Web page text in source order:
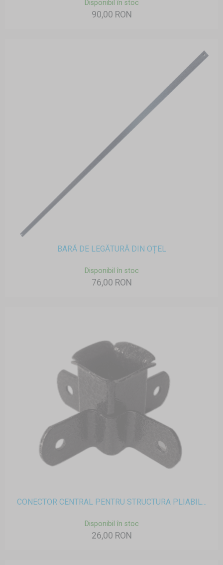
Disponibil în stoc
90,00 RON
BARĂ DE LEGĂTURĂ DIN OȚEL
Disponibil în stoc
76,00 RON
CONECTOR CENTRAL PENTRU STRUCTURA PLIABIL...
Disponibil în stoc
26,00 RON